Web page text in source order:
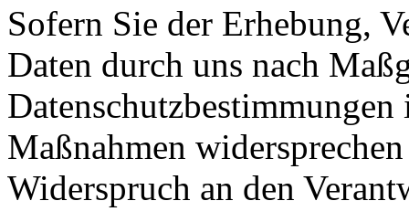
Sofern Sie der Erhebung,
Daten durch uns nach
Maßnahmen
Widerspruch an den